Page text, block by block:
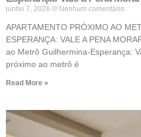
junho 7, 2026 Nenhum comentário
APARTAMENTO PRÓXIMO AO
ESPERANÇA: VALE A PENA
ao Metrô Guilhermina-Esperança:
próximo ao metrô é
Read More »